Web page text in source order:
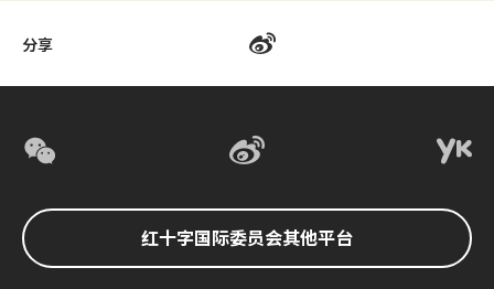
分享
红十字国际委员会其他平台